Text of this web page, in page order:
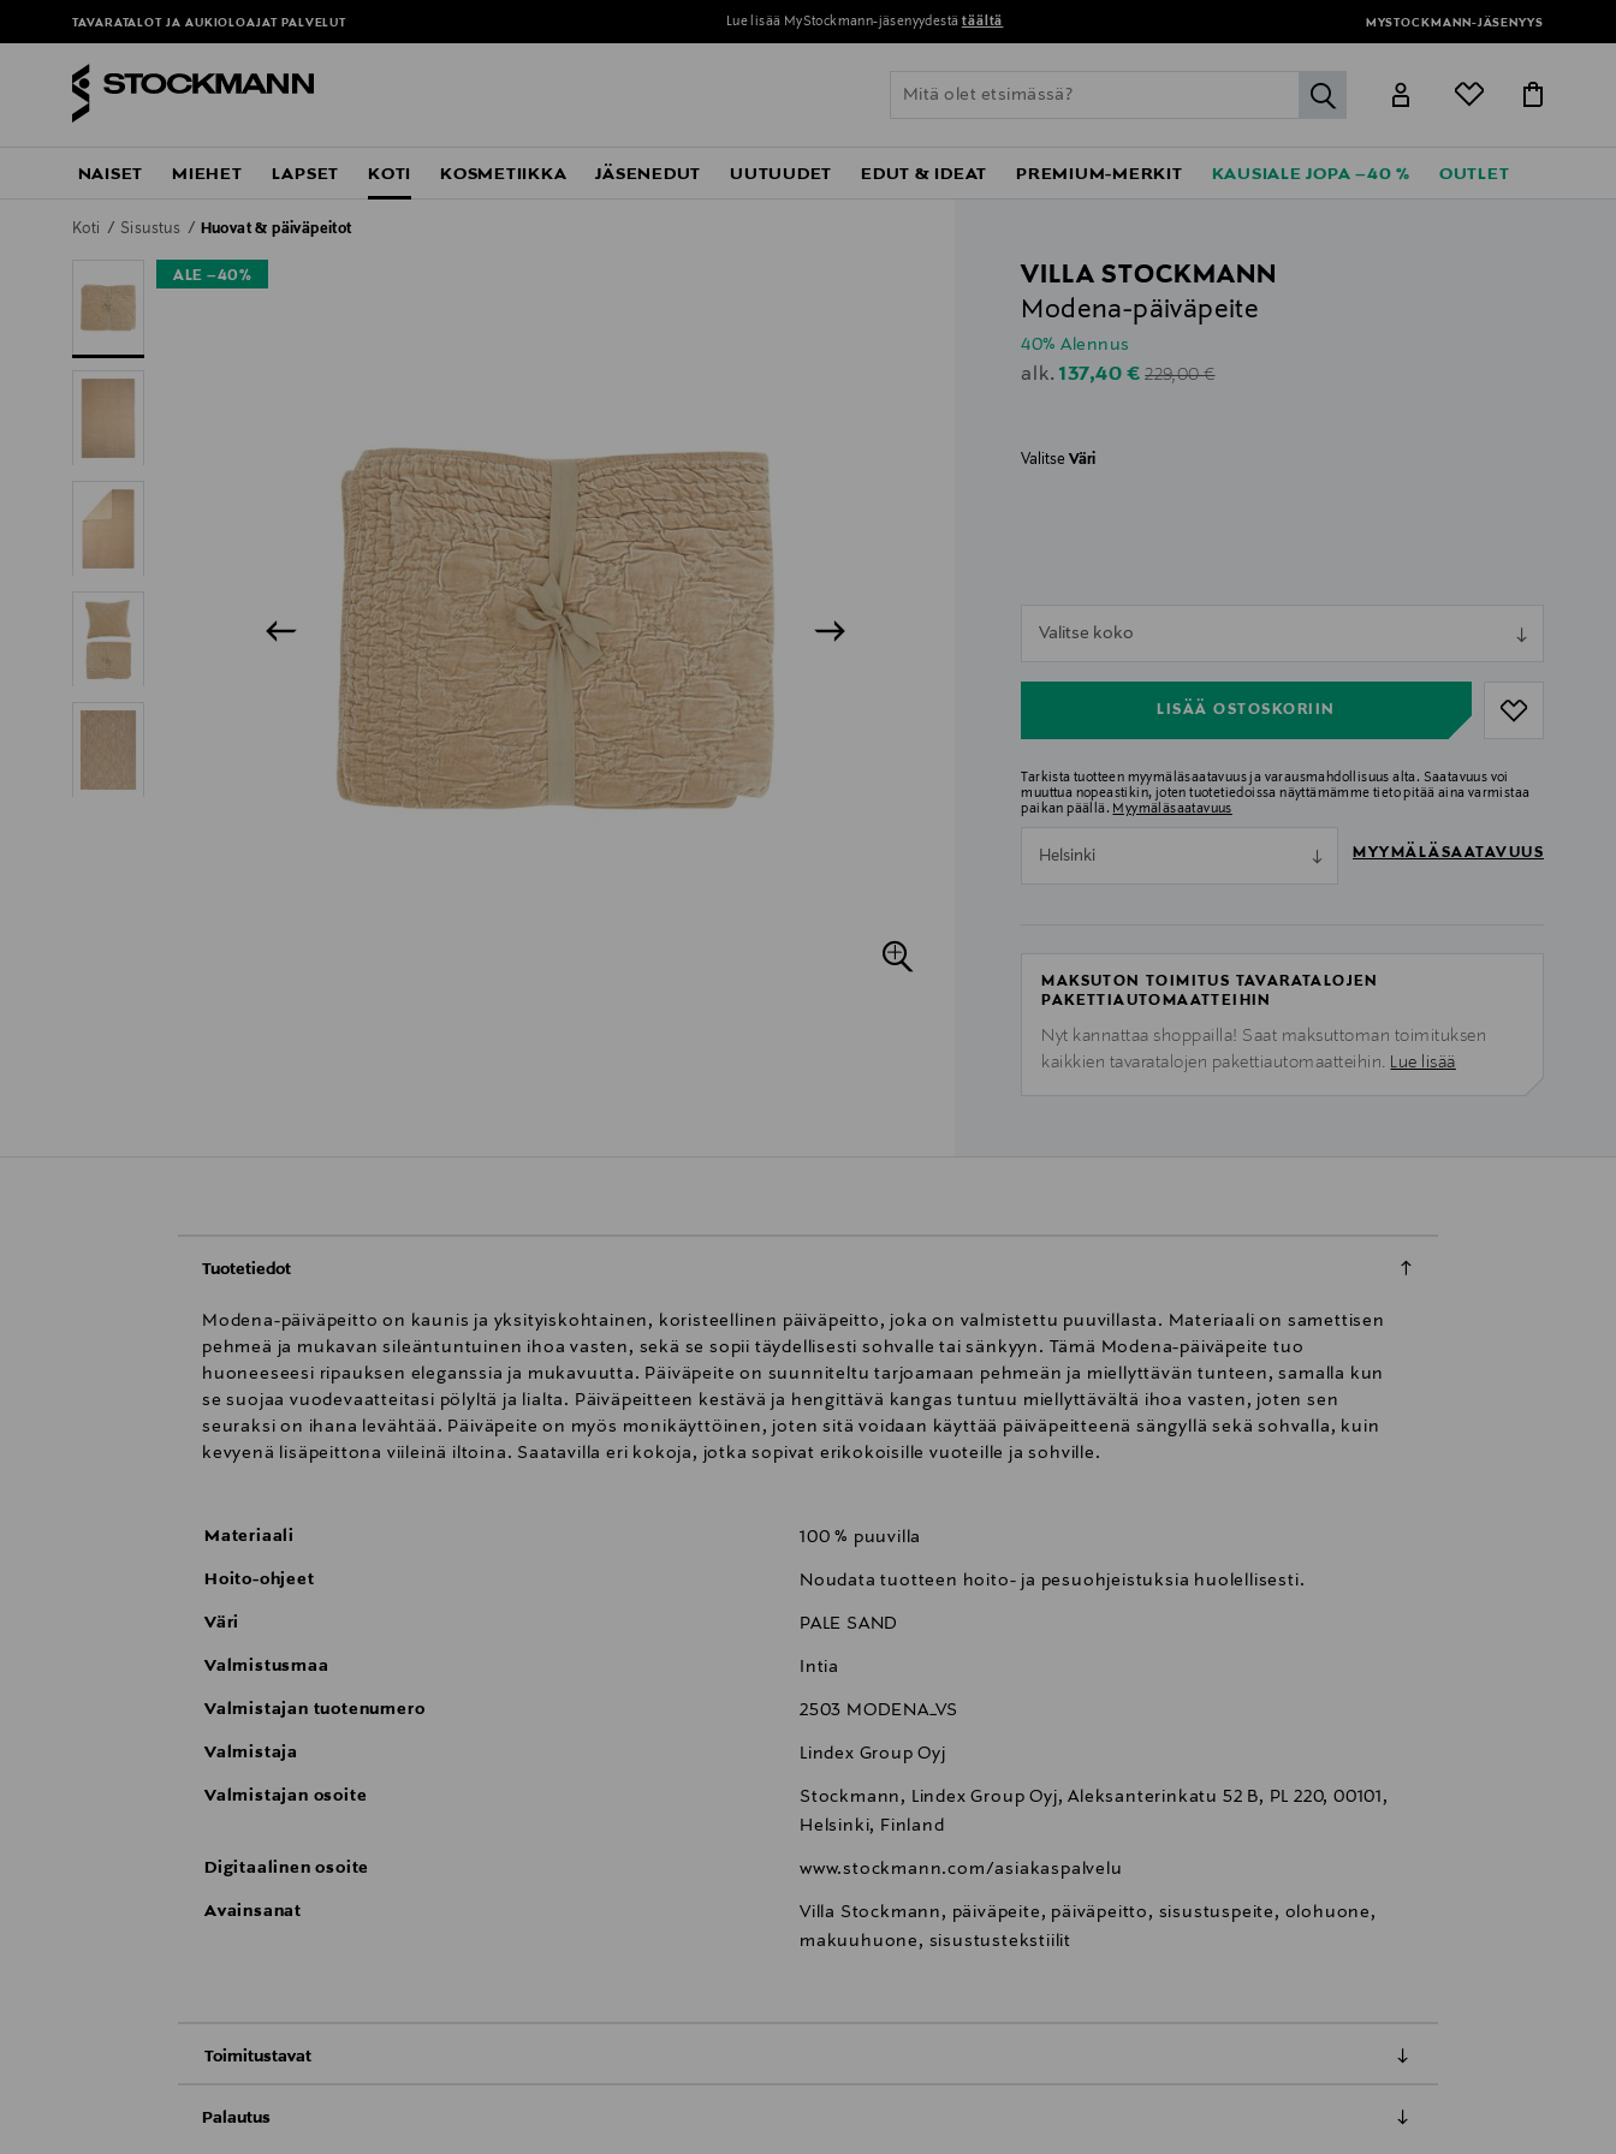
TAVARATALOT JA AUKIOLOAJAT PALVELUT Lue lisää MyStockmann-jäsenyydestä täältä MYSTOCKMANN-JÄSENYYS
label.header.go
NAISET MIEHET LAPSET KOTI KOSMETIIKKA JÄSENEDUT UUTUUDET EDUT & IDEAT PREMIUM-MERKIT KAUSIALE JOPA –40 % OUTLET
Koti Sisustus Huovat & päiväpeitot
ALE –40%
VILLA STOCKMANN
Modena-päiväpeite
40% Alennus
alk. Discounted Price
137,40 €Original Price
229,00 €
ValitseVäri
Valitse koko
LISÄÄ OSTOSKORIIN
Tarkista tuotteen myymäläsaatavuus ja varausmahdollisuus alta. Saatavuus voi
muuttua nopeastikin, joten tuotetiedoissa näyttämämme tieto pitää aina varmistaa
paikan päällä. Myymäläsaatavuus
Helsinki MYYMÄLÄSAATAVUUS
MAKSUTON TOIMITUS TAVARATALOJEN
PAKETTIAUTOMAATTEIHIN
Nyt kannattaa shoppailla! Saat maksuttoman toimituksen
kaikkien tavaratalojen pakettiautomaatteihin. Lue lisää
Tuotetiedot
Modena-päiväpeitto on kaunis ja yksityiskohtainen, koristeellinen päiväpeitto, joka on valmistettu puuvillasta. Materiaali on samettisen
pehmeä ja mukavan sileäntuntuinen ihoa vasten, sekä se sopii täydellisesti sohvalle tai sänkyyn. Tämä Modena-päiväpeite tuo
huoneeseesi ripauksen eleganssia ja mukavuutta. Päiväpeite on suunniteltu tarjoamaan pehmeän ja miellyttävän tunteen, samalla kun
se suojaa vuodevaatteitasi pölyltä ja lialta. Päiväpeitteen kestävä ja hengittävä kangas tuntuu miellyttävältä ihoa vasten, joten sen
seuraksi on ihana levähtää. Päiväpeite on myös monikäyttöinen, joten sitä voidaan käyttää päiväpeitteenä sängyllä sekä sohvalla, kuin
kevyenä lisäpeittona viileinä iltoina. Saatavilla eri kokoja, jotka sopivat erikokoisille vuoteille ja sohville.
Materiaali 100 % puuvilla
Hoito-ohjeet Noudata tuotteen hoito- ja pesuohjeistuksia huolellisesti.
Väri PALE SAND
Valmistusmaa Intia
Valmistajan tuotenumero 2503 MODENA_VS
Valmistaja Lindex Group Oyj
Valmistajan osoite
Stockmann, Lindex Group Oyj, Aleksanterinkatu 52 B, PL 220, 00101,
Helsinki, Finland
Digitaalinen osoite www.stockmann.com/asiakaspalvelu
Avainsanat
Villa Stockmann, päiväpeite, päiväpeitto, sisustuspeite, olohuone,
makuuhuone, sisustustekstiilit
Toimitustavat
Palautus